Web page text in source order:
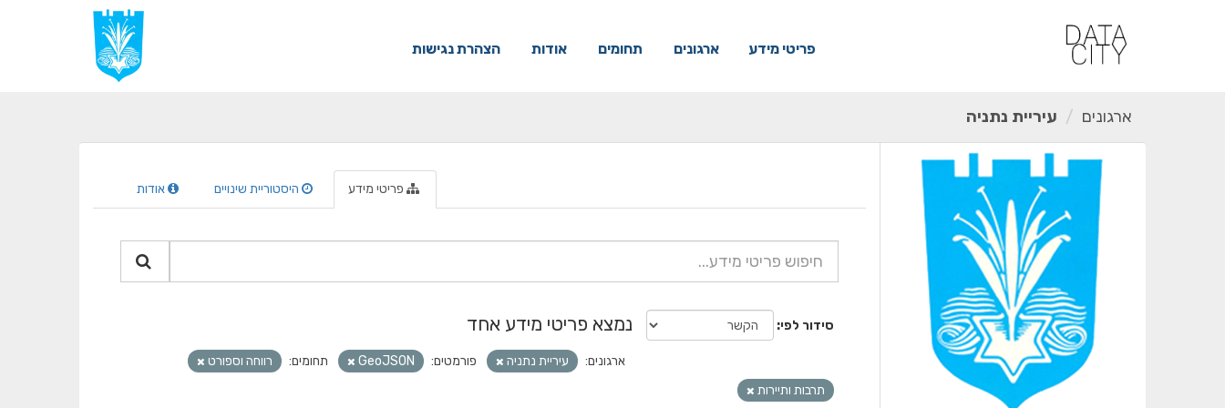
פריטי מידע ארגונים תחומים אודות הצהרת נגישות
ארגונים עיריית נתניה
פריטי מידע היסטוריית שינויים אודות
סידור לפי נמצא פריטי מידע אחד
ארגונים: עיריית נתניה פורמטים: GeoJSON תחומים:
רווחה וספורט
תרבות ותיירות